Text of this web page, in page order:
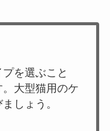
を選ぶこと
大型猫用のケ
しょう。